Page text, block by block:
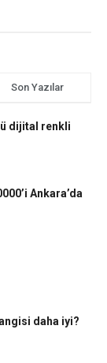
Son Yazılar
dijital renkli
Ankara’da
daha iyi?